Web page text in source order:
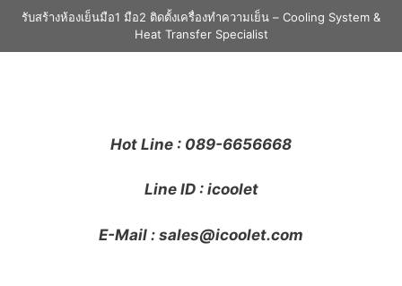
รับสร้างห้องเย็นมือ1 มือ2 ติดตั้งเครื่องทำความเย็น – Cooling System &
Heat Transfer Specialist
Hot Line : 089-6656668
Line ID : icoolet
E-Mail : sales@icoolet.com